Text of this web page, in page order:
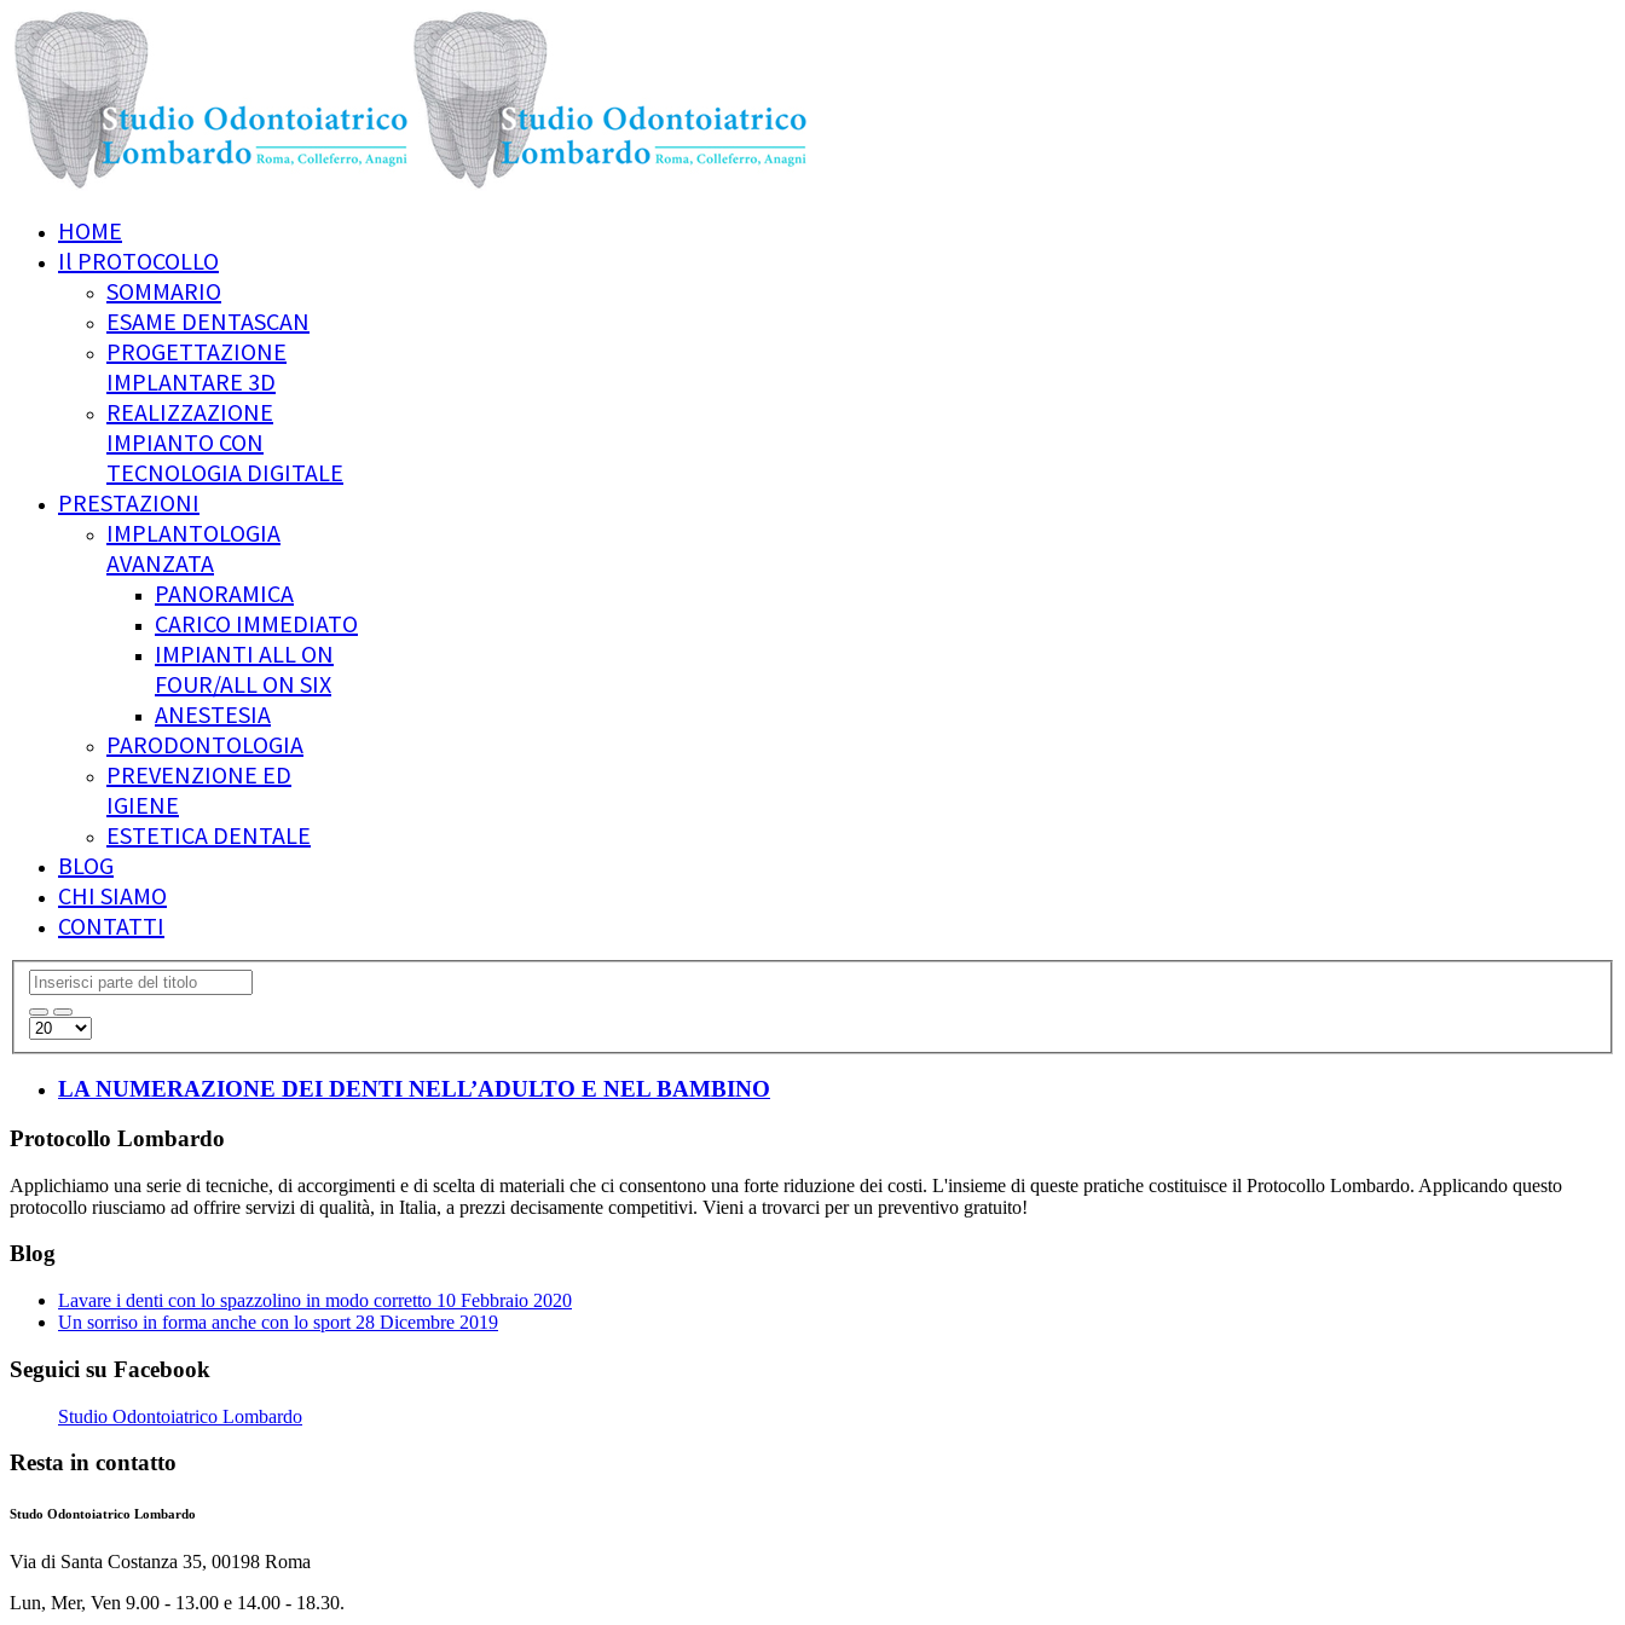
HOME
Il PROTOCOLLO
SOMMARIO
ESAME DENTASCAN
PROGETTAZIONE
IMPLANTARE 3D
REALIZZAZIONE
IMPIANTO CON
TECNOLOGIA DIGITALE
PRESTAZIONI
IMPLANTOLOGIA
AVANZATA
PANORAMICA
CARICO IMMEDIATO
IMPIANTI ALL ON
FOUR/ALL ON SIX
ANESTESIA
PARODONTOLOGIA
PREVENZIONE ED
IGIENE
ESTETICA DENTALE
BLOG
CHI SIAMO
CONTATTI
LA NUMERAZIONE DEI DENTI NELL’ADULTO E NEL BAMBINO
Protocollo Lombardo
Applichiamo una serie di tecniche, di accorgimenti e di scelta di materiali che ci consentono una forte riduzione dei costi. L'insieme di queste pratiche costituisce il Protocollo Lombardo. Applicando questo
protocollo riusciamo ad offrire servizi di qualità, in Italia, a prezzi decisamente competitivi. Vieni a trovarci per un preventivo gratuito!
Blog
Lavare i denti con lo spazzolino in modo corretto 10 Febbraio 2020
Un sorriso in forma anche con lo sport 28 Dicembre 2019
Seguici su Facebook
Studio Odontoiatrico Lombardo
Resta in contatto
Studo Odontoiatrico Lombardo
Via di Santa Costanza 35, 00198 Roma
Lun, Mer, Ven 9.00 - 13.00 e 14.00 - 18.30.